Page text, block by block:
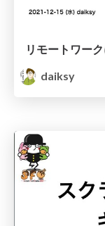
daiksy